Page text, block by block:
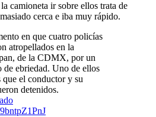
camioneta ir sobre ellos trata de
cerca e iba muy rápido.
en que cuatro policías
atropellados en la
de la CDMX, por un
de ebriedad. Uno de ellos
el conductor y su
detenidos.